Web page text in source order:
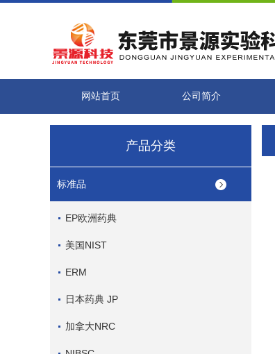
网站首页 公司简介
产品分类
标准品
EP欧洲药典
美国NIST
ERM
日本药典 JP
加拿大NRC